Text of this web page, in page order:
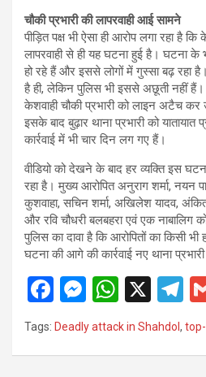
चौकी प्रभारी की लापरवाही आई सामने
पीड़ित पक्ष भी ऐसा ही आरोप लगा रहा है कि
लापरवाही से ही यह घटना हुई है। घटना के
हो रहे हैं और इससे लोगों में गुस्सा बढ़ रहा
है ही, लेकिन पुलिस भी इससे अछूती नहीं
केशवाही चौकी प्रभारी को लाइन अटैच कर
इसके बाद बुढ़ार थाना प्रभारी को यातायात
कार्रवाई में भी चार दिन लग गए हैं।
वीडियो को देखने के बाद हर व्यक्ति इस
रहा है। मुख्य आरोपित अनुराग शर्मा, नयन
कुशवाहा, सचिन शर्मा, अखिलेश यादव,
और रवि चौधरी बलबहरा एवं एक नाबालिग
पुलिस का दावा है कि आरोपितों का किसी
घटना की आगे की कार्रवाई नए थाना
F
a
M
es
se
W
h
X
T
el
e
Tags: Deadly attack in Shahdol ,